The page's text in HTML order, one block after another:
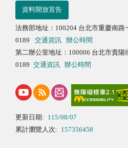
資料開放宣告
法務部地址：100204 台北市重慶南
0189
交通資訊
辦公時間
第二辦公室地址：100006 台北市貴
0189 交通資訊 辦公時間
更新日期: 115/08/07
累計瀏覽人次: 157356458